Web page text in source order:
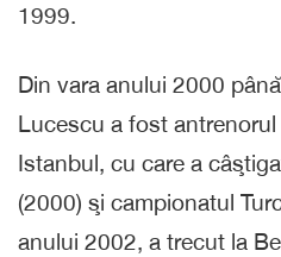
1999.
Din vara anului 2000
Lucescu a fost
Istanbul, cu care a
(2000) şi campionatul
anului 2002, a trecut la